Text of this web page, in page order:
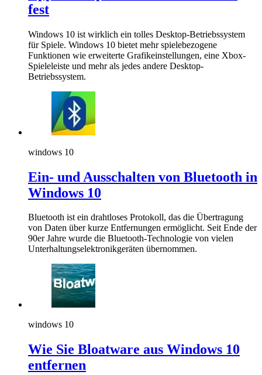
fest
Windows 10 ist wirklich ein tolles Desktop-Betriebssystem
für Spiele. Windows 10 bietet mehr spielebezogene
Funktionen wie erweiterte Grafikeinstellungen, eine Xbox-
Spieleleiste und mehr als jedes andere Desktop-
Betriebssystem.
windows 10
Ein- und Ausschalten von Bluetooth in
Windows 10
Bluetooth ist ein drahtloses Protokoll, das die Übertragung
von Daten über kurze Entfernungen ermöglicht. Seit Ende der
90er Jahre wurde die Bluetooth-Technologie von vielen
Unterhaltungselektronikgeräten übernommen.
windows 10
Wie Sie Bloatware aus Windows 10
entfernen